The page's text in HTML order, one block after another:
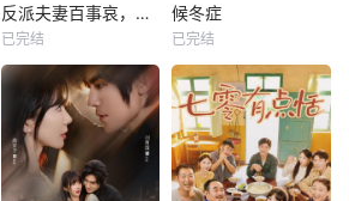
反派夫妻百事哀，今天在哪搞破坏
已完结
候冬症
已完结